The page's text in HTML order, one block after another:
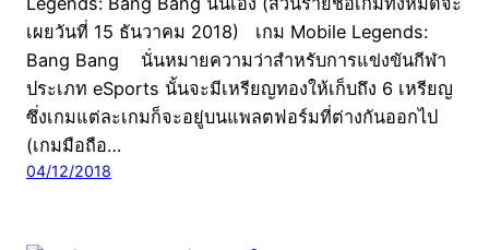
เผยวันที่ 15 ธันวาคม 2018) เกม Mobile Legends:
Bang Bang นั่นหมายความว่าสำหรับการแข่งขันกีฬา
ประเภท eSports นั้นจะมีเหรียญทองให้เก็บถึง 6 เหรียญ
ซึ่งเกมแต่ละเกมก็จะอยู่บนแพลตฟอร์มที่ต่างกันออกไป
(เกมมือถือ…
04/12/2018